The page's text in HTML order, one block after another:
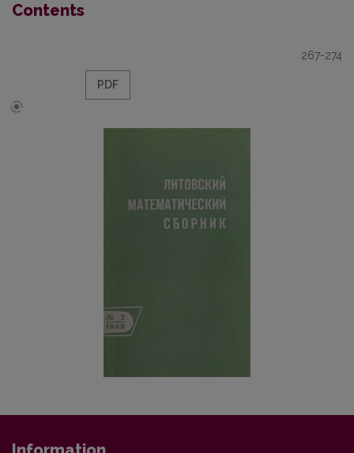
Contents
267-274
PDF